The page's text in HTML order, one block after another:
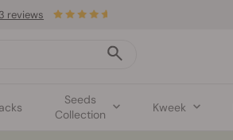
Seeds
Collection
Kweek
reviews